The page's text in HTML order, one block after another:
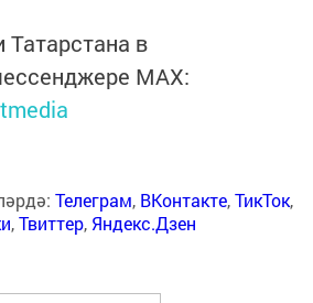
Татарстана в
MАХ:
Телеграм, ВКонтакте,ТикТок,
,Твиттер, Яндекс.Дзен